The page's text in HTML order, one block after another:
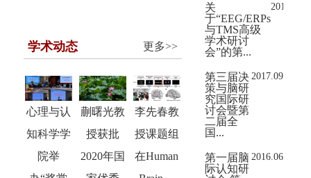
学术动态 更多>>
心理与认
知科学学
院举
蒯曙光教
授获批
2020年国
李先春教
授课题组
在Human
关
于“EEG/ERPs
与TMS高级
学术研讨
会”的第...
2017.09
第三届决
策与脑研
究国际研
讨会暨第
二届全
国...
2017.09
第一届脑
际认知研
2016.06